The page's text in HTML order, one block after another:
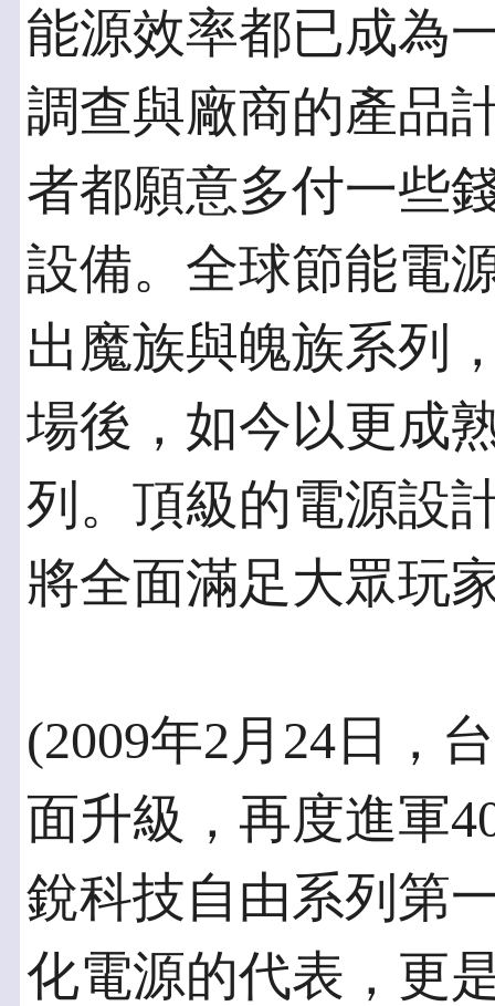
能源效率都已成為
調查與廠商的產品
者都願意多付一些
設備。全球節能電
出魔族與魄族系列
場後，如今以更成
列。頂級的電源設
將全面滿足大眾玩
(2009年2月24日，
面升級，再度進軍
銳科技自由系列第
化電源的代表，更